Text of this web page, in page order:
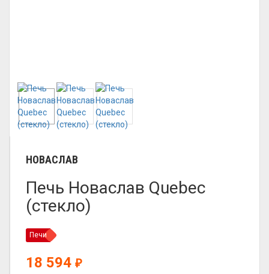
НОВАСЛАВ
Печь Новаслав Quebec
(стекло)
Печи
18 594 ₽